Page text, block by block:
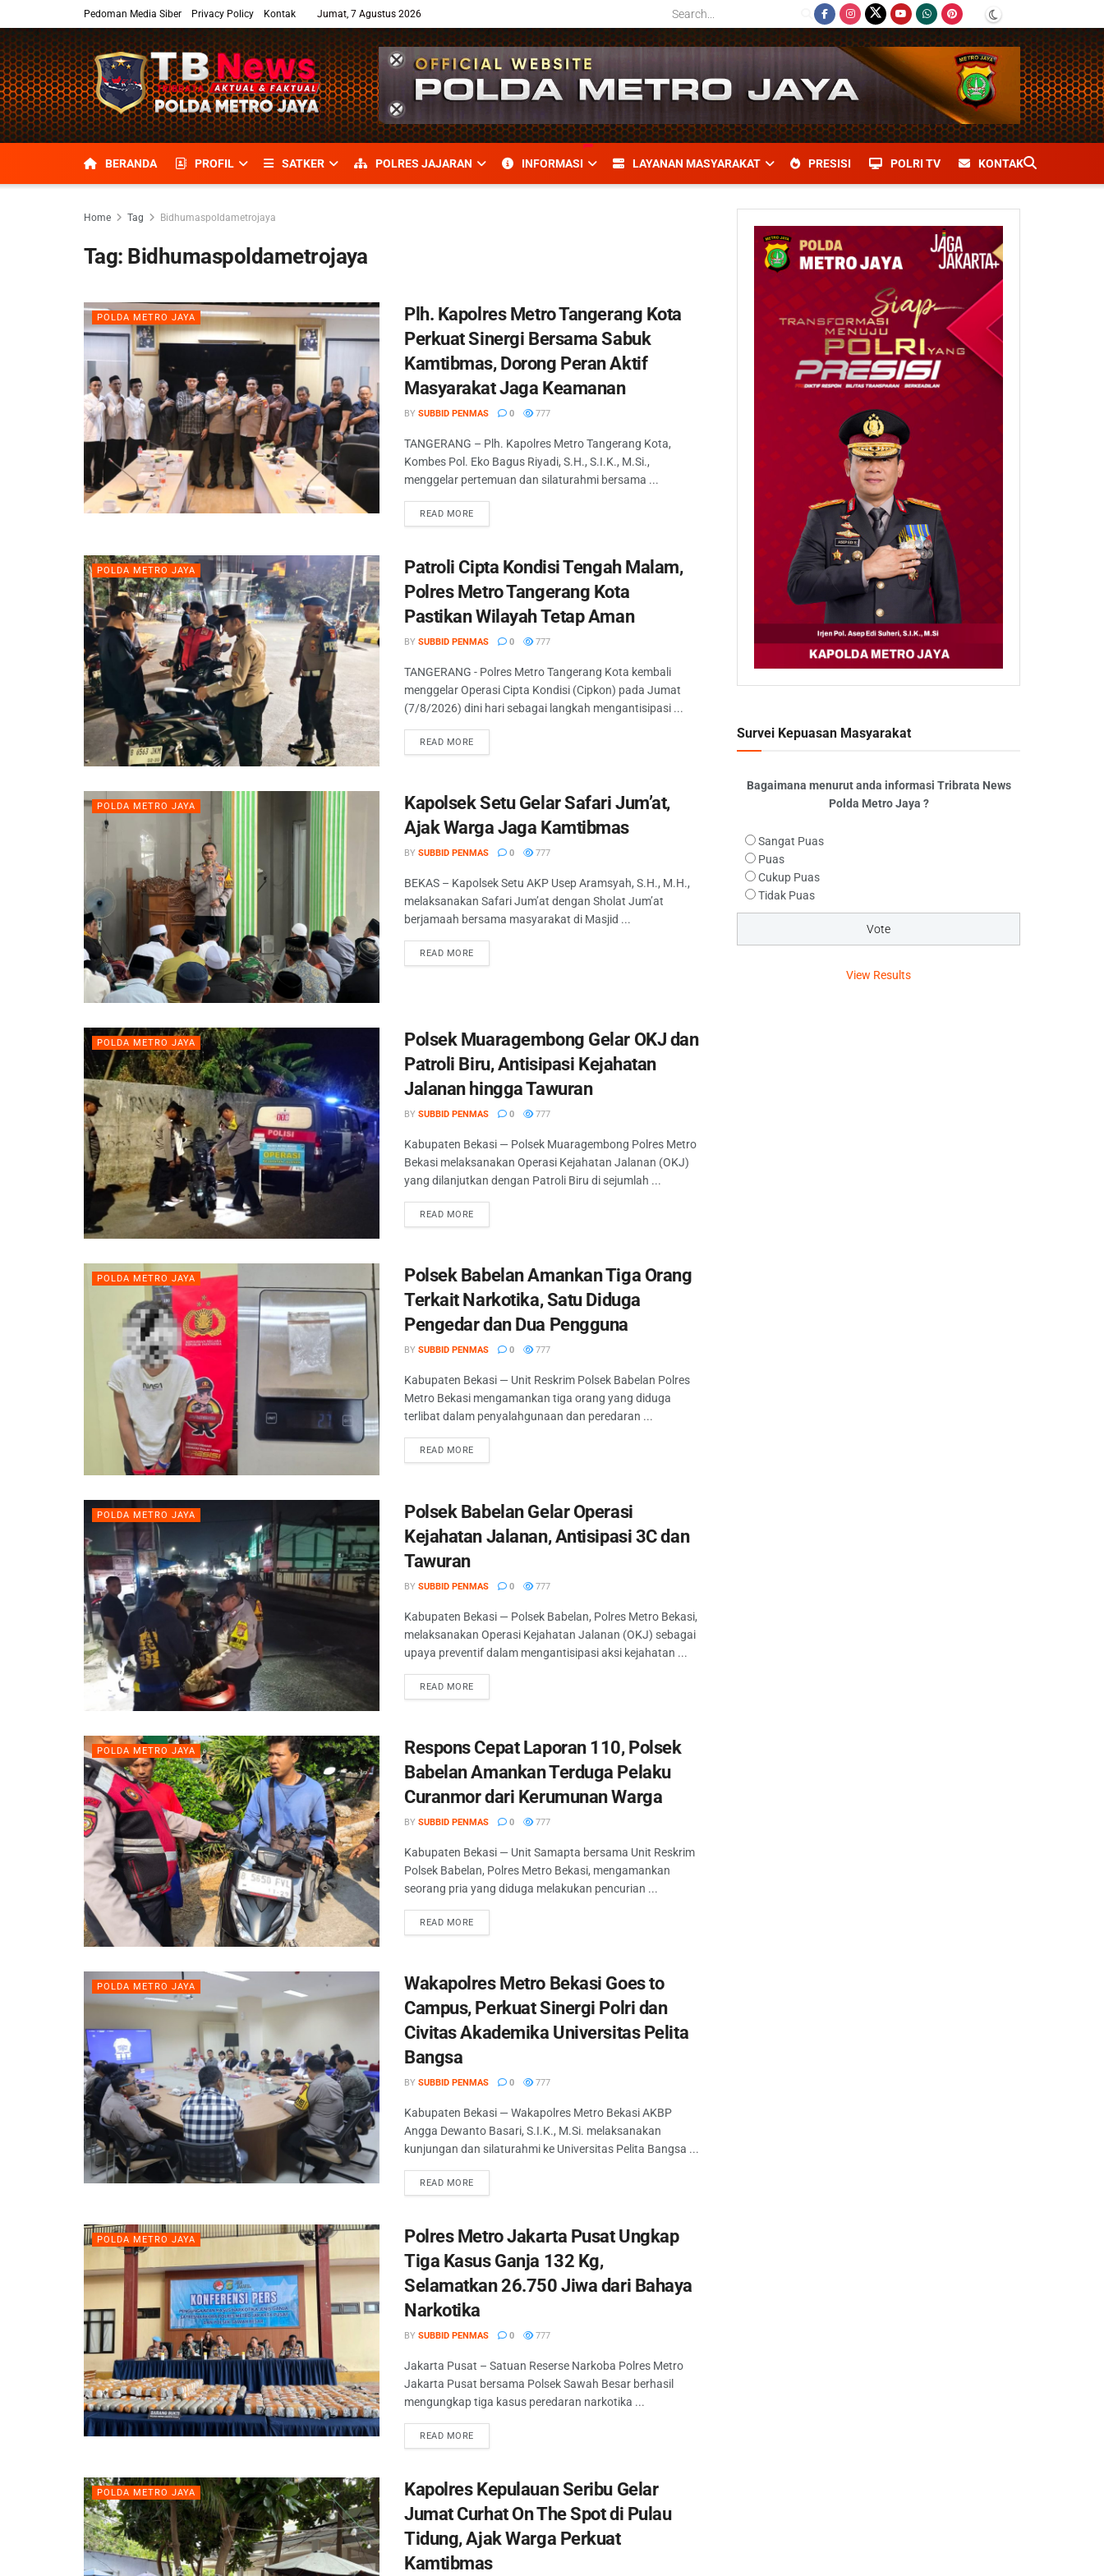
Pedoman Media Siber Privacy Policy Kontak Jumat, 7 Agustus 2026
BERANDA PROFIL SATKER POLRES JAJARAN INFORMASI LAYANAN MASYARAKAT PRESISI POLRI TV KONTAK
Home Tag Bidhumaspoldametrojaya
Tag: Bidhumaspoldametrojaya
POLDA METRO JAYA
Plh. Kapolres Metro Tangerang Kota
Perkuat Sinergi Bersama Sabuk
Kamtibmas, Dorong Peran Aktif
Masyarakat Jaga Keamanan
BY SUBBID PENMAS 0 777
TANGERANG – Plh. Kapolres Metro Tangerang Kota,
Kombes Pol. Eko Bagus Riyadi, S.H., S.I.K., M.Si.,
menggelar pertemuan dan silaturahmi bersama ...
READ MORE
POLDA METRO JAYA
Patroli Cipta Kondisi Tengah Malam,
Polres Metro Tangerang Kota
Pastikan Wilayah Tetap Aman
BY SUBBID PENMAS 0 777
TANGERANG - Polres Metro Tangerang Kota kembali
menggelar Operasi Cipta Kondisi (Cipkon) pada Jumat
(7/8/2026) dini hari sebagai langkah mengantisipasi ...
READ MORE
POLDA METRO JAYA
Kapolsek Setu Gelar Safari Jum’at,
Ajak Warga Jaga Kamtibmas
BY SUBBID PENMAS 0 777
BEKAS – Kapolsek Setu AKP Usep Aramsyah, S.H., M.H.,
melaksanakan Safari Jum’at dengan Sholat Jum’at
berjamaah bersama masyarakat di Masjid ...
READ MORE
POLDA METRO JAYA
Polsek Muaragembong Gelar OKJ dan
Patroli Biru, Antisipasi Kejahatan
Jalanan hingga Tawuran
BY SUBBID PENMAS 0 777
Kabupaten Bekasi — Polsek Muaragembong Polres Metro
Bekasi melaksanakan Operasi Kejahatan Jalanan (OKJ)
yang dilanjutkan dengan Patroli Biru di sejumlah ...
READ MORE
POLDA METRO JAYA
Polsek Babelan Amankan Tiga Orang
Terkait Narkotika, Satu Diduga
Pengedar dan Dua Pengguna
BY SUBBID PENMAS 0 777
Kabupaten Bekasi — Unit Reskrim Polsek Babelan Polres
Metro Bekasi mengamankan tiga orang yang diduga
terlibat dalam penyalahgunaan dan peredaran ...
READ MORE
POLDA METRO JAYA
Polsek Babelan Gelar Operasi
Kejahatan Jalanan, Antisipasi 3C dan
Tawuran
BY SUBBID PENMAS 0 777
Kabupaten Bekasi — Polsek Babelan, Polres Metro Bekasi,
melaksanakan Operasi Kejahatan Jalanan (OKJ) sebagai
upaya preventif dalam mengantisipasi aksi kejahatan ...
READ MORE
POLDA METRO JAYA
Respons Cepat Laporan 110, Polsek
Babelan Amankan Terduga Pelaku
Curanmor dari Kerumunan Warga
BY SUBBID PENMAS 0 777
Kabupaten Bekasi — Unit Samapta bersama Unit Reskrim
Polsek Babelan, Polres Metro Bekasi, mengamankan
seorang pria yang diduga melakukan pencurian ...
READ MORE
POLDA METRO JAYA
Wakapolres Metro Bekasi Goes to
Campus, Perkuat Sinergi Polri dan
Civitas Akademika Universitas Pelita
Bangsa
BY SUBBID PENMAS 0 777
Kabupaten Bekasi — Wakapolres Metro Bekasi AKBP
Angga Dewanto Basari, S.I.K., M.Si. melaksanakan
kunjungan dan silaturahmi ke Universitas Pelita Bangsa ...
READ MORE
POLDA METRO JAYA
Polres Metro Jakarta Pusat Ungkap
Tiga Kasus Ganja 132 Kg,
Selamatkan 26.750 Jiwa dari Bahaya
Narkotika
BY SUBBID PENMAS 0 777
Jakarta Pusat – Satuan Reserse Narkoba Polres Metro
Jakarta Pusat bersama Polsek Sawah Besar berhasil
mengungkap tiga kasus peredaran narkotika ...
READ MORE
POLDA METRO JAYA
Kapolres Kepulauan Seribu Gelar
Jumat Curhat On The Spot di Pulau
Tidung, Ajak Warga Perkuat
Kamtibmas
Survei Kepuasan Masyarakat
Bagaimana menurut anda informasi Tribrata News
Polda Metro Jaya ?
Sangat Puas
Puas
Cukup Puas
Tidak Puas
View Results